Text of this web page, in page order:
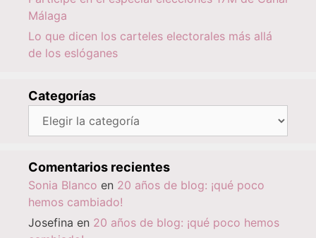
Málaga
Lo que dicen los carteles electorales más allá
de los eslóganes
Categorías
Comentarios recientes
Sonia Blanco en 20 años de blog: ¡qué poco
hemos cambiado!
Josefina en 20 años de blog: ¡qué poco hemos